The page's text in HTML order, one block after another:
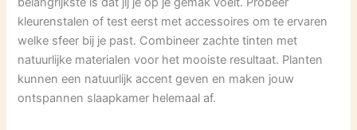
kleurenstalen of test eerst met accessoires om te ervaren
welke sfeer bij je past. Combineer zachte tinten met
natuurlijke materialen voor het mooiste resultaat. Planten
kunnen een natuurlijk accent geven en maken jouw
ontspannen slaapkamer helemaal af.